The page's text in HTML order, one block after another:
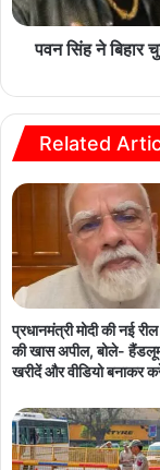
पवन सिंह ने बिहार
Related
प्रधानमंत्री मोदी की नई
की खास अपील, बोले-
खरीदें और वीडियो बनाकर